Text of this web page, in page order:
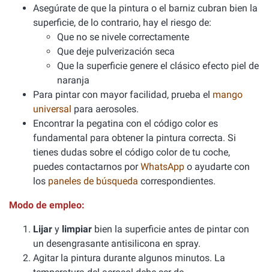
Asegúrate de que la pintura o el barniz cubran bien la
superficie, de lo contrario, hay el riesgo de:
Que no se nivele correctamente
Que deje pulverización seca
Que la superficie genere el clásico efecto piel de
naranja
Para pintar con mayor facilidad, prueba el mango
universal para aerosoles.
Encontrar la pegatina con el código color es
fundamental para obtener la pintura correcta. Si
tienes dudas sobre el código color de tu coche,
puedes contactarnos porWhatsApp o ayudarte con
los paneles de búsqueda correspondientes.
Modo de empleo:
Lijar y limpiar bien la superficie antes de pintar con
un desengrasante antisilicona en spray.
Agitar la pintura durante algunos minutos. La